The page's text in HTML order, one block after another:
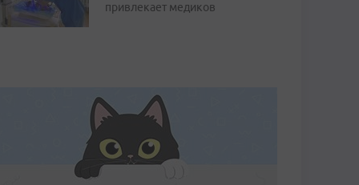
привлекает медиков